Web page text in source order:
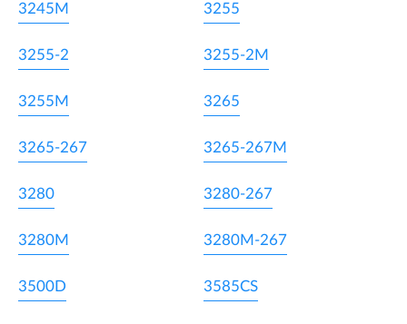
3245M 3255
3255-2 3255-2M
3255M 3265
3265-267 3265-267M
3280 3280-267
3280M 3280M-267
3500D 3585CS